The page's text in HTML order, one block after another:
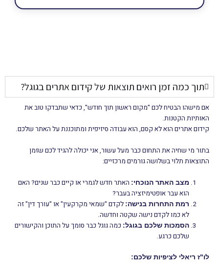
תוך כמה זמן רואים תוצאות של קידום אתרים בגוגל?
אם מישהו הבטיח לכם "מקום ראשון תוך חודש", כדאי שתבדקו טוב את
האותיות הקטנות.
קידום אתרים הוא לא קסם, הוא עבודה סיזיפית ומתוכננת על האתר שלכם.
בתור מי שחיה את התחום כבר מעל עשור, אני יכולה להגיד לכם שזמן
התוצאות תלוי בשלושה גורמים מרכזיים:
מצב האתר הנוכחי: האתר חדש לגמרי או קיים כבר שנים? האם
הוא עבר אופטימיזציה בעבר?
רמת התחרות בנישה: לקדם "שמאי מקרקעין" או "עורך דין" זה
לא כמו לקדם נישה שקטה וחדשה.
הסמכות שלכם בגוגל: כמה גוגל כבר סומך על התוכן והקישורים
שלכם כרגע.
לו"ז ריאלי לציפיות שלכם: